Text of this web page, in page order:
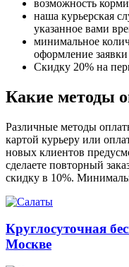
возможность
наша курьерская
указанное вами
минимальное
оформление заявки
Скидку 20% на
Какие методы
Различные методы
картой курьеру или
новых клиентов
сделаете повторный
скидку в 10%.
Круглосуточная
Москве